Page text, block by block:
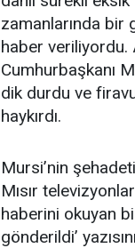
zamanlarında bir
haber veriliyordu.
Cumhurbaşkanı
dik durdu ve
haykırdı.
Mursi’nin
Mısır
haberini okuyan
gönderildi’